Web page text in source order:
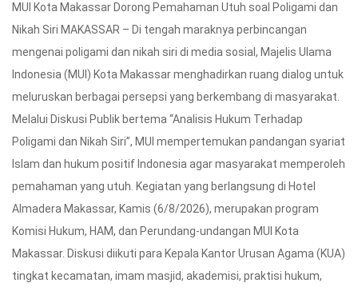
MUI Kota Makassar Dorong Pemahaman Utuh soal Poligami dan
Nikah Siri MAKASSAR – Di tengah maraknya perbincangan
mengenai poligami dan nikah siri di media sosial, Majelis Ulama
Indonesia (MUI) Kota Makassar menghadirkan ruang dialog untuk
meluruskan berbagai persepsi yang berkembang di masyarakat.
Melalui Diskusi Publik bertema “Analisis Hukum Terhadap
Poligami dan Nikah Siri”, MUI mempertemukan pandangan syariat
Islam dan hukum positif Indonesia agar masyarakat memperoleh
pemahaman yang utuh. Kegiatan yang berlangsung di Hotel
Almadera Makassar, Kamis (6/8/2026), merupakan program
Komisi Hukum, HAM, dan Perundang-undangan MUI Kota
Makassar. Diskusi diikuti para Kepala Kantor Urusan Agama (KUA)
tingkat kecamatan, imam masjid, akademisi, praktisi hukum,